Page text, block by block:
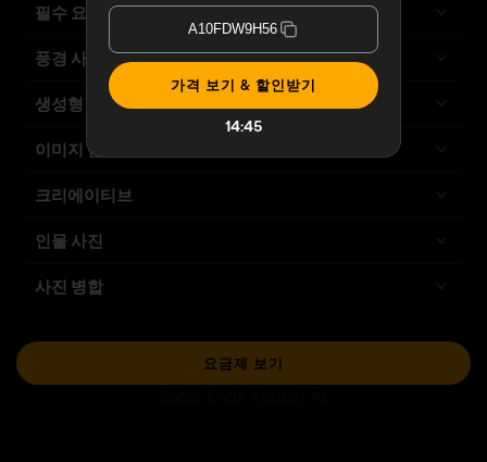
필수 요소
풍경 사진
생성형 AI 개선된
이미지 품질
크리에이티브
인물 사진
사진 병합
요금제 보기
A10FDW9H56
가격 보기 & 할인받기
14:42